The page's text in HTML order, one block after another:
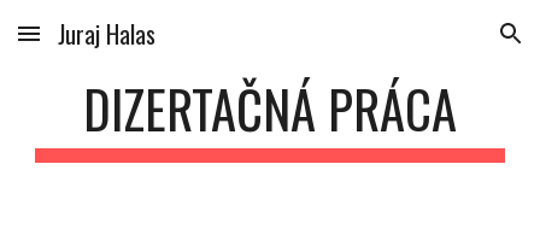
Skip to main content Skip to navigation
Juraj Halas
DIZERTAČNÁ PRÁCA